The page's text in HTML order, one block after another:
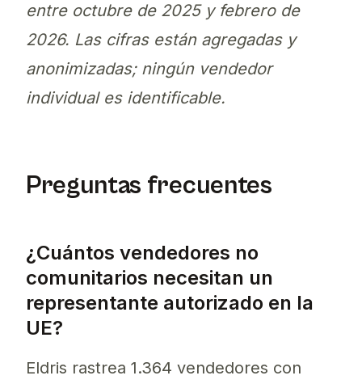
entre octubre de 2025 y febrero de
2026. Las cifras están agregadas y
anonimizadas; ningún vendedor
individual es identificable.
Preguntas frecuentes
¿Cuántos vendedores no
comunitarios necesitan un
representante autorizado en la
UE?
Eldris rastrea 1.364 vendedores con